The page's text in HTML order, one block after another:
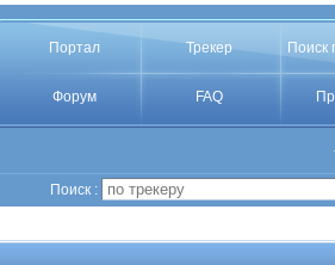
Портал Трекер Поиск
Форум FAQ
Поиск :